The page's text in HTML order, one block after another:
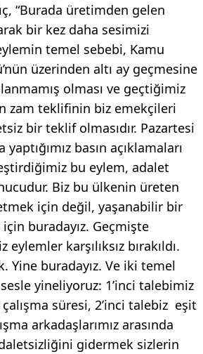
“Burada üretimden gelen
bir kez daha sesimizi
temel sebebi, Kamu
üzerinden altı ay geçmesine
olması ve geçtiğimiz
zam teklifinin biz emekçileri
bir teklif olmasıdır. Pazartesi
basın açıklamaları
bu eylem, adalet
Biz bu ülkenin üreten
için değil, yaşanabilir bir
buradayız. Geçmişte
karşılıksız bırakıldı.
Yine buradayız. Ve iki temel
yineliyoruz: 1’inci talebimiz
süresi, 2’inci talebiz eşit
arkadaşlarımız arasında
gidermek sizlerin